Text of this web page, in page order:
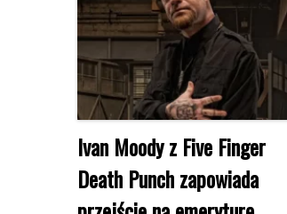
Ivan Moody z Five Finger
Death Punch zapowiada